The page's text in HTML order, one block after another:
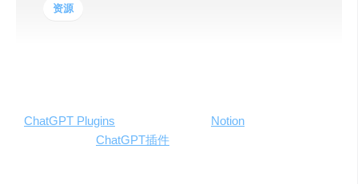
资源
ChatGPT Plugins Notion
ChatGPT插件